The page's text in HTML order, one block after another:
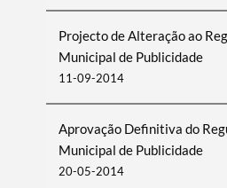
Projecto de Alteração ao
Municipal de Publicidade
11-09-2014
Aprovação Definitiva do
Municipal de Publicidade
20-05-2014